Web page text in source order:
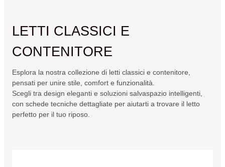
LETTI CLASSICI E
CONTENITORE
Esplora la nostra collezione di letti classici e contenitore,
pensati per unire stile, comfort e funzionalità.
Scegli tra design eleganti e soluzioni salvaspazio intelligenti,
con schede tecniche dettagliate per aiutarti a trovare il letto
perfetto per il tuo riposo.